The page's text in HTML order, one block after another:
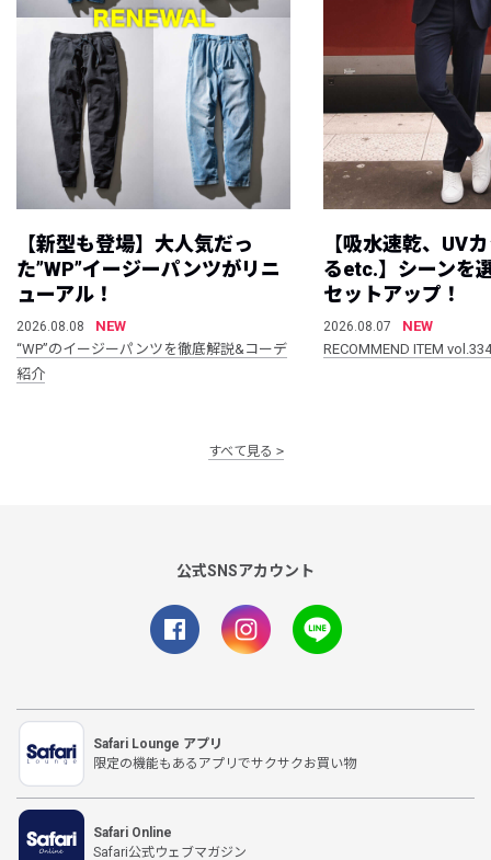
【新型も登場】大人気だっ
た”WP”イージーパンツがリニ
ューアル！
2026.08.08
NEW
“WP”のイージーパンツを徹底解説&コーデ
紹介
【吸水速乾、UV
るetc.】シーンを
セットアップ！
2026.08.07
NEW
RECOMMEND ITEM vol.334
すべて見る
公式SNSアカウント
Safari Lounge アプリ
限定の機能もあるアプリでサクサクお買い物
Safari Online
Safari公式ウェブマガジン